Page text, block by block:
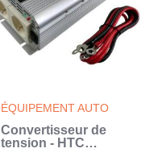
ÉQUIPEMENT AUTO
Convertisseur de
tension - HTC